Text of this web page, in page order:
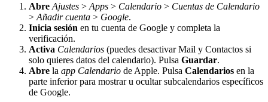
Abre Ajustes > Apps > Calendario > Cuentas de Calendario
> Añadir cuenta > Google.
Inicia sesión en tu cuenta de Google y completa la
verificación.
Activa Calendarios (puedes desactivar Mail y Contactos si
solo quieres datos del calendario). Pulsa Guardar.
Abre la app Calendario de Apple. Pulsa Calendarios en la
parte inferior para mostrar u ocultar subcalendarios específicos
de Google.